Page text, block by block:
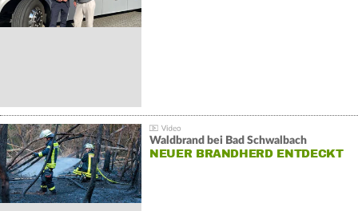
Waldbrand bei Bad Schwalbach
NEUER BRANDHERD ENTDECKT